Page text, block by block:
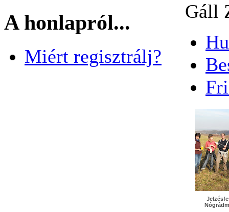
A honlapról...
Miért regisztrálj?
Gáll